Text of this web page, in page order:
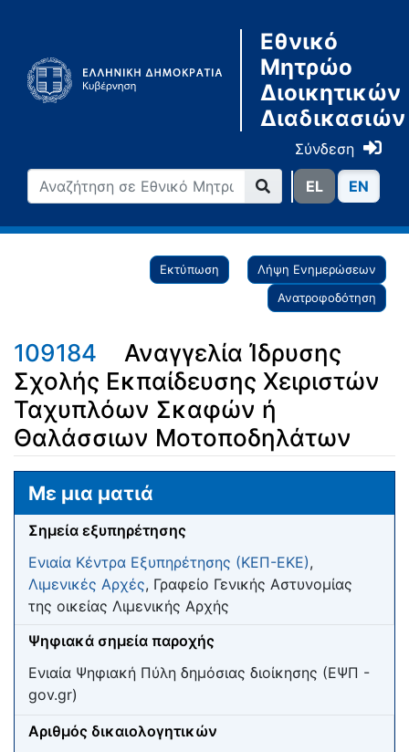
Εθνικό
Μητρώο
Διοικητικών
Διαδικασιών
Σύνδεση
ΕL ΕN
Εκτύπωση
Λήψη Ενημερώσεων
Ανατροφοδότηση
109184
Αναγγελία Ίδρυσης
Σχολής Εκπαίδευσης Χειριστών
Ταχυπλόων Σκαφών ή
Θαλάσσιων Μοτοποδηλάτων
Μετάβαση σε: πλοήγηση
Με μια ματιά
Σημεία εξυπηρέτησης
Ενιαία Κέντρα Εξυπηρέτησης (ΚΕΠ-ΕΚΕ),
Λιμενικές Αρχές, Γραφείο Γενικής Αστυνομίας
της οικείας Λιμενικής Αρχής
Ψηφιακά σημεία παροχής
Ενιαία Ψηφιακή Πύλη δημόσιας διοίκησης (ΕΨΠ -
gov.gr)
Αριθμός δικαιολογητικών